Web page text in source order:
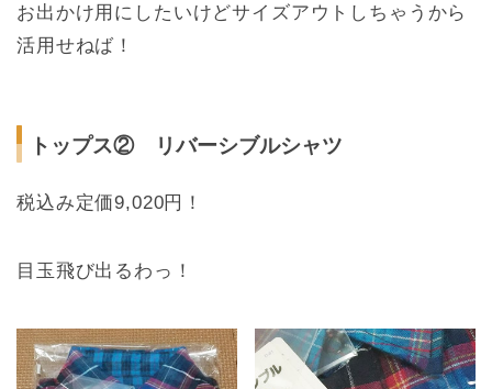
お出かけ用にしたいけどサイズアウトしちゃうから
活用せねば！
トップス② リバーシブルシャツ
税込み定価9,020円！
目玉飛び出るわっ！